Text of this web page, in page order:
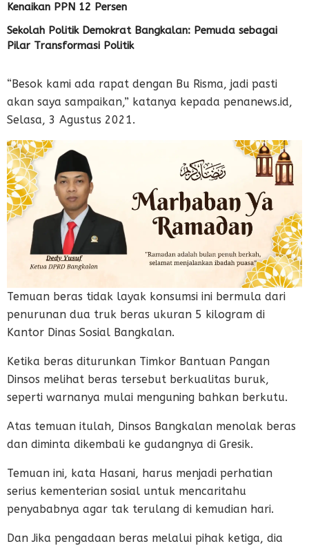
Kenaikan PPN 12 Persen
Sekolah Politik Demokrat Bangkalan: Pemuda sebagai
Pilar Transformasi Politik
“Besok kami ada rapat dengan Bu Risma, jadi pasti
akan saya sampaikan,” katanya kepada penanews.id,
Selasa, 3 Agustus 2021.
Temuan beras tidak layak konsumsi ini bermula dari
penurunan dua truk beras ukuran 5 kilogram di
Kantor Dinas Sosial Bangkalan.
Ketika beras diturunkan Timkor Bantuan Pangan
Dinsos melihat beras tersebut berkualitas buruk,
seperti warnanya mulai menguning bahkan berkutu.
Atas temuan itulah, Dinsos Bangkalan menolak beras
dan diminta dikembali ke gudangnya di Gresik.
Temuan ini, kata Hasani, harus menjadi perhatian
serius kementerian sosial untuk mencaritahu
penyababnya agar tak terulang di kemudian hari.
Dan Jika pengadaan beras melalui pihak ketiga, dia